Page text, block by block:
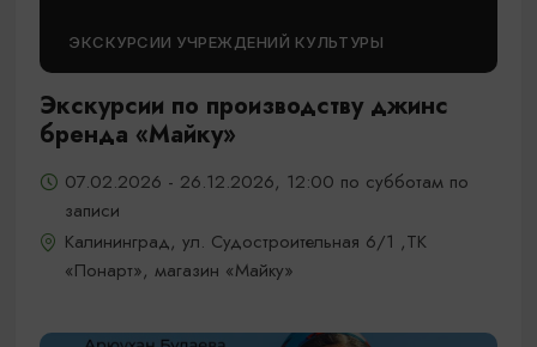
ЭКСКУРСИИ УЧРЕЖДЕНИЙ КУЛЬТУРЫ
Экскурсии по производству джинс
бренда «Майку»
07.02.2026 - 26.12.2026, 12:00 по субботам по
записи
Калининград, ул. Судостроительная 6/1 ,ТК
«Понарт», магазин «Майку»